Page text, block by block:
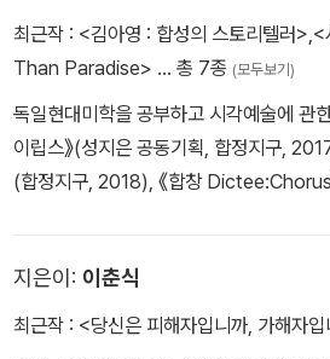
최근작 : <김아영 : 합성의 스토리텔러> <
Than Paradise> … 총 7종 (모두보기)
독일현대미학을 공부하고 시각예술에 관
이립스》(성지은 공동기획, 합정지구,
(합정지구, 2018), 《합창 Dictee:Chorus
년 SeMA-하나 평론상을 수상했다. 저서
대 페미니즘 미술의 시차들』(서울: 서울
지은이: 이춘식
최근작 : <당신은 피해자입니까, 가해자